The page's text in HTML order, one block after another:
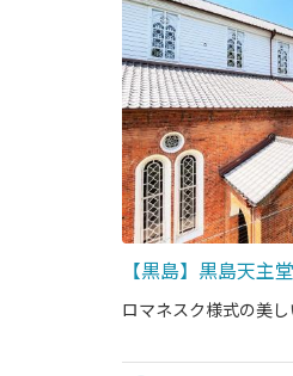
【黒島】黒島天主堂
ロマネスク様式の美